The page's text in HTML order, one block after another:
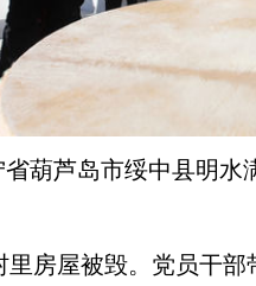
葫芦岛市绥中县明
房屋被毁。党员干